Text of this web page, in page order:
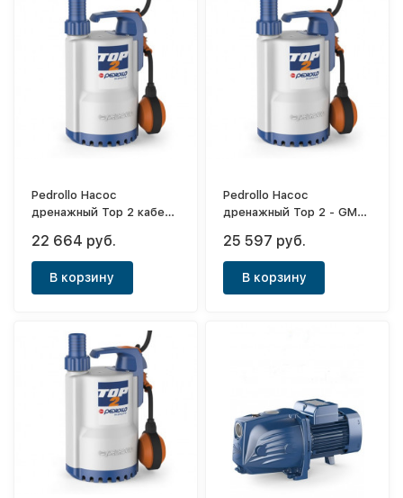
Pedrollo Насос
дренажный Top 2 кабель
22 664 руб.
В корзину
Pedrollo Насос
дренажный Top 2 - GM
25 597 руб.
В корзину